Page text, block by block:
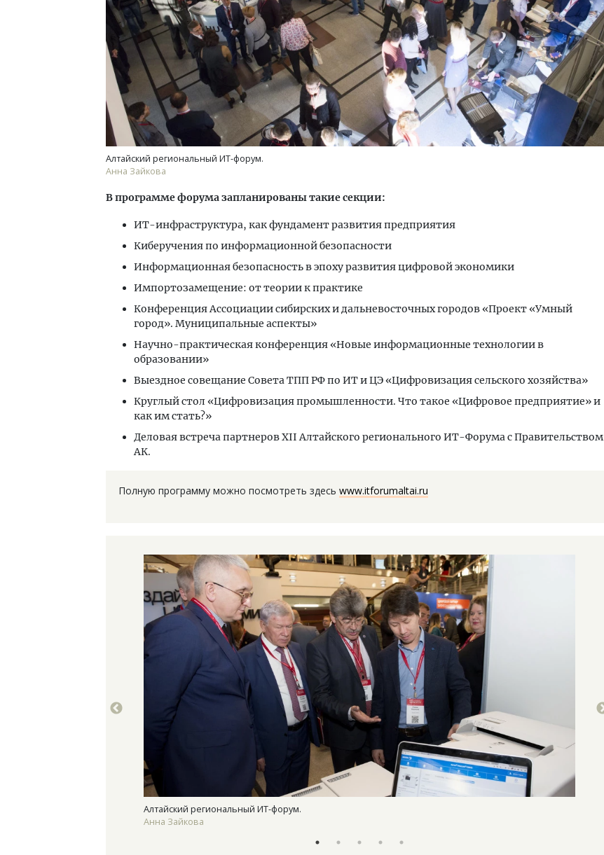
Алтайский региональный ИТ-форум.
Анна Зайкова
В программе форума запланированы такие секции:
ИТ-инфраструктура, как фундамент развития предприятия
Киберучения по информационной безопасности
Информационная безопасность в эпоху развития цифровой экономики
Импортозамещение: от теории к практике
Конференция Ассоциации сибирских и дальневосточных городов «Проект «Умный
город». Муниципальные аспекты»
Научно-практическая конференция «Новые информационные технологии в
образовании»
Выездное совещание Совета ТПП РФ по ИТ и ЦЭ «Цифровизация сельского хозяйства»
Круглый стол «Цифровизация промышленности. Что такое «Цифровое предприятие» и
как им стать?»
Деловая встреча партнеров ХII Алтайского регионального ИТ-Форума с Правительством
АК.
Полную программу можно посмотреть здесь www.itforumaltai.ru
Алтайский региональный ИТ-форум.
Анна Зайкова